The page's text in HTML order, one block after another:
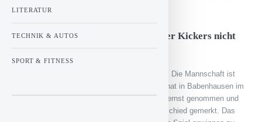
wichtig.
Warum hat es gegen die Würzburger Kickers nicht
gereicht?
Würzburg wollte unbedingt in den DFB-Pokal. Die Mannschaft ist
sogar schon einen Tag vorher angereist und hat in Babenhausen im
Hotel übernachtet. Die haben das Spiel sehr ernst genommen und
da hat man dann natürlich den Klassenunterschied gemerkt. Das
LITERATUR
TECHNIK & AUTOS
SPORT & FITNESS